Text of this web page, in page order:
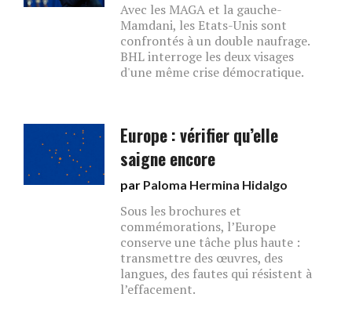
Avec les MAGA et la gauche-
Mamdani, les Etats-Unis sont
confrontés à un double naufrage.
BHL interroge les deux visages
d'une même crise démocratique.
Europe : vérifier qu’elle
saigne encore
par Paloma Hermina Hidalgo
Sous les brochures et
commémorations, l’Europe
conserve une tâche plus haute :
transmettre des œuvres, des
langues, des fautes qui résistent à
l’effacement.